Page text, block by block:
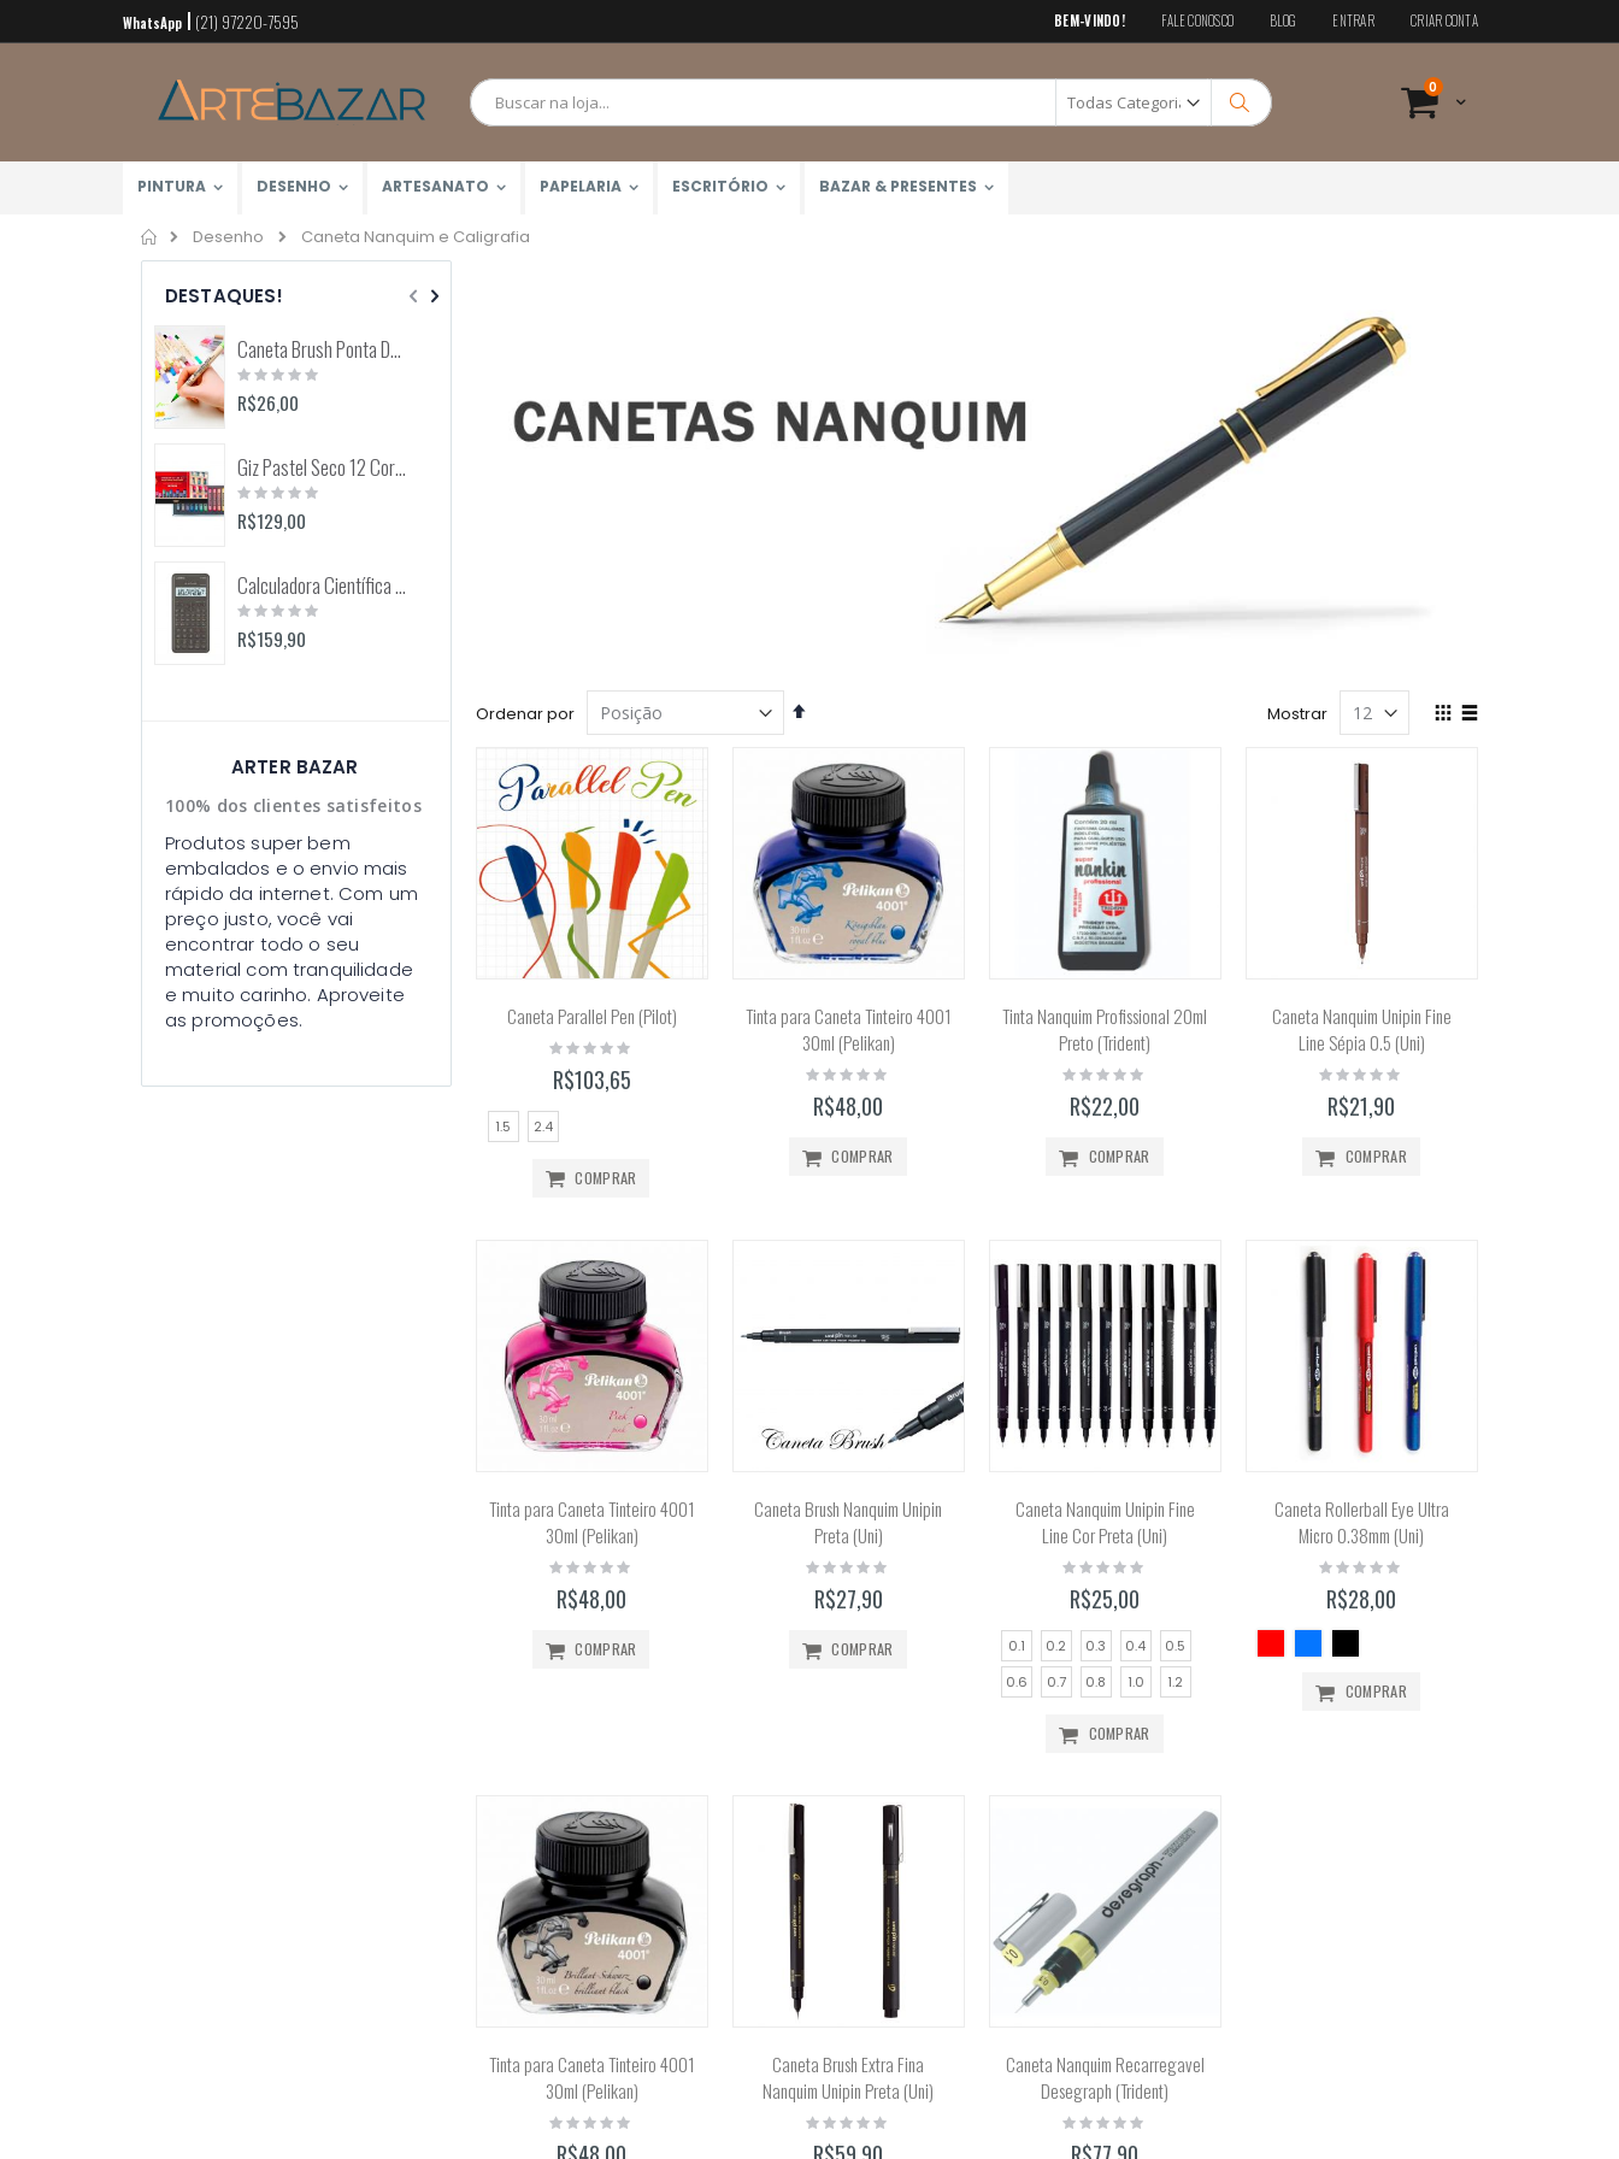
Pular
para
conteúdo
BEM-VINDO! FALE CONOSCO BLOG ENTRAR CRIAR CONTA
Cart
0 itens
Pesquisa
WhatsApp (21) 97220-7595
PINTURA DESENHO ARTESANATO PAPELARIA ESCRITÓRIO BAZAR & PRESENTES
Home
Desenho Caneta Nanquim e Caligrafia
Ordenar por
Definir
Ver
Mostrar
Caneta Parallel Pen (Pilot)
Rating:
0%
R$103,65
1.5 2.4
COMPRAR
Tinta para Caneta Tinteiro 4001
30ml (Pelikan)
Rating:
0%
R$48,00
COMPRAR
Tinta Nanquim Profissional 20ml
Preto (Trident)
Rating:
0%
R$22,00
COMPRAR
Caneta Nanquim Unipin Fine
Line Sépia 0.5 (Uni)
Rating:
0%
R$21,90
COMPRAR
Tinta para Caneta Tinteiro 4001
30ml (Pelikan)
Rating:
0%
R$48,00
COMPRAR
Caneta Brush Nanquim Unipin
Preta (Uni)
Rating:
0%
R$27,90
COMPRAR
Caneta Nanquim Unipin Fine
Line Cor Preta (Uni)
Rating:
0%
R$25,00
0.1 0.2 0.3 0.4
0.5
0.6
0.7 0.8 1.0 1.2
COMPRAR
Caneta Rollerball Eye Ultra
Micro 0.38mm (Uni)
Rating:
0%
R$28,00
COMPRAR
Tinta para Caneta Tinteiro 4001
30ml (Pelikan)
Rating:
0%
Caneta Brush Extra Fina
Nanquim Unipin Preta (Uni)
Rating:
0%
Caneta Nanquim Recarregavel
Desegraph (Trident)
Rating:
0%
DESTAQUES!
Caneta Brush Ponta Dupla Zig Brushables (Kuretake)
Rating:
0%
R$26,00
Giz Pastel Seco 12 Cores Toison D'Or (Keramik) 8512
Rating:
0%
R$129,00
Calculadora Científica FX-82MS 12 Dígitos (Casio)
Rating:
0%
R$159,90
R$41,50 R$51,99
ARTER BAZAR
100% dos clientes satisfeitos
Produtos super bem
embalados e o envio mais
rápido da internet. Com um
preço justo, você vai
encontrar todo o seu
material com tranquilidade
e muito carinho. Aproveite
as promoções.